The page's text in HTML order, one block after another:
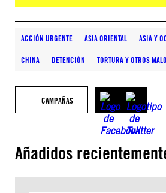
ACCIÓN URGENTE ASIA ORIENTAL ASIA Y
CHINA DETENCIÓN TORTURA Y OTROS
CAMPAÑAS
Añadidos